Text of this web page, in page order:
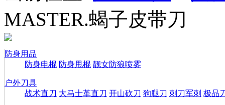
MASTER.蝎子皮带刀
防身用品
防身电棍 防身甩棍 靓女防狼喷雾
户外刀具
战术直刀 大马士革直刀 开山砍刀 狗腿刀 刺刀军刺 极品